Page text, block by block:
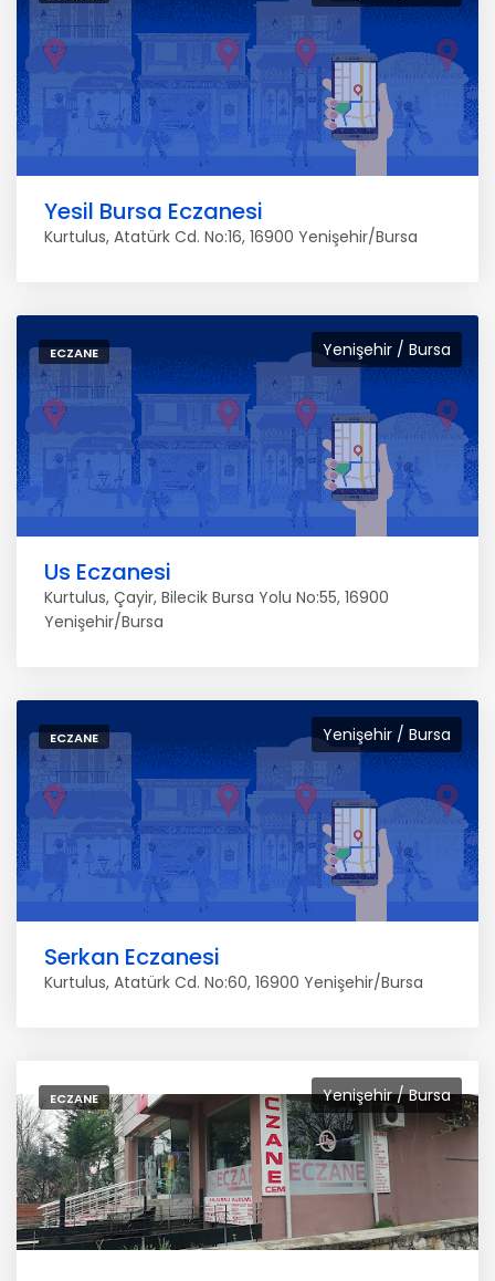
Yesil Bursa Eczanesi
Kurtulus, Atatürk Cd. No:16, 16900 Yenişehir/Bursa
Yenişehir / Bursa
ECZANE
Us Eczanesi
Kurtulus, Çayir, Bilecik Bursa Yolu No:55, 16900
Yenişehir/Bursa
Yenişehir / Bursa
ECZANE
Serkan Eczanesi
Kurtulus, Atatürk Cd. No:60, 16900 Yenişehir/Bursa
Yenişehir / Bursa
ECZANE